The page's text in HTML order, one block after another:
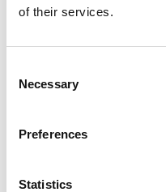
of their services.
Selection
Necessary
Preferences
Statistics